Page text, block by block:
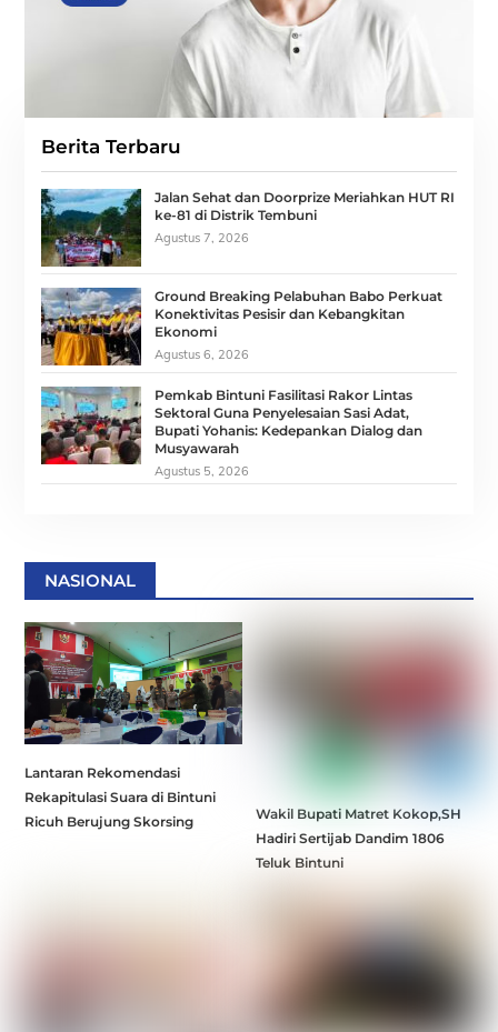
Berita Terbaru
Jalan Sehat dan Doorprize Meriahkan HUT RI
ke-81 di Distrik Tembuni
Agustus 7, 2026
Ground Breaking Pelabuhan Babo Perkuat
Konektivitas Pesisir dan Kebangkitan
Ekonomi
Agustus 6, 2026
Pemkab Bintuni Fasilitasi Rakor Lintas
Sektoral Guna Penyelesaian Sasi Adat,
Bupati Yohanis: Kedepankan Dialog dan
Musyawarah
Agustus 5, 2026
NASIONAL
Lantaran Rekomendasi
Rekapitulasi Suara di Bintuni
Ricuh Berujung Skorsing
Wakil Bupati Matret Kokop,SH
Hadiri Sertijab Dandim 1806
Teluk Bintuni